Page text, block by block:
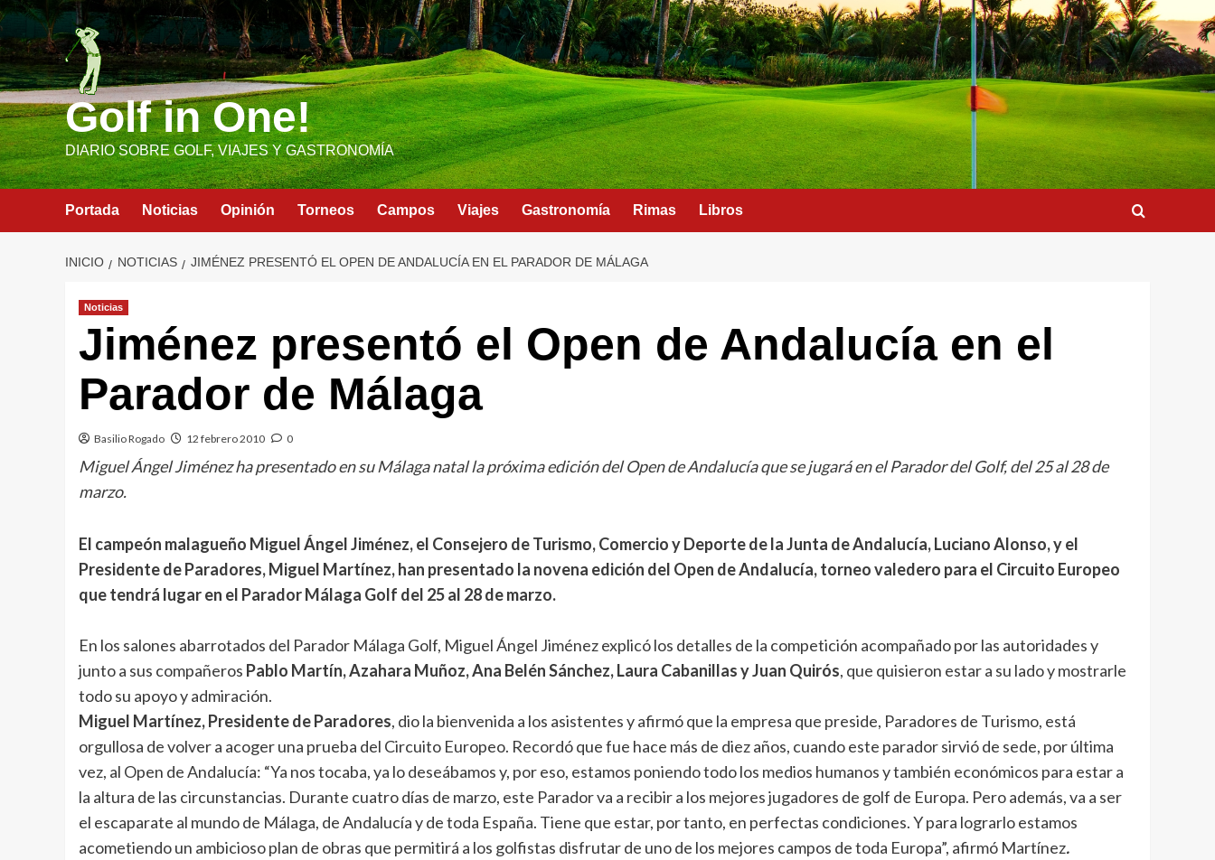
Saltar
al
contenido
Golf in One!
DIARIO SOBRE GOLF, VIAJES Y GASTRONOMÍA
Portada Noticias Opinión Torneos Campos Viajes Gastronomía Rimas Libros
INICIO NOTICIAS JIMÉNEZ PRESENTÓ EL OPEN DE ANDALUCÍA EN EL PARADOR DE MÁLAGA
Noticias
Jiménez presentó el Open de Andalucía en el
Parador de Málaga
Basilio Rogado 12 febrero 2010 0
Miguel Ángel Jiménez ha presentado en su Málaga natal la próxima edición del Open de Andalucía que se jugará en el Parador del Golf, del 25 al 28 de
marzo.
El campeón malagueño Miguel Ángel Jiménez, el Consejero de Turismo, Comercio y Deporte de la Junta de Andalucía, Luciano Alonso, y el
Presidente de Paradores, Miguel Martínez, han presentado la novena edición del Open de Andalucía, torneo valedero para el Circuito Europeo
que tendrá lugar en el Parador Málaga Golf del 25 al 28 de marzo.
En los salones abarrotados del Parador Málaga Golf, Miguel Ángel Jiménez explicó los detalles de la competición acompañado por las autoridades y
junto a sus compañeros Pablo Martín, Azahara Muñoz, Ana Belén Sánchez, Laura Cabanillas y Juan Quirós, que quisieron estar a su lado y mostrarle
todo su apoyo y admiración.
Miguel Martínez, Presidente de Paradores, dio la bienvenida a los asistentes y afirmó que la empresa que preside, Paradores de Turismo, está
orgullosa de volver a acoger una prueba del Circuito Europeo. Recordó que fue hace más de diez años, cuando este parador sirvió de sede, por última
vez, al Open de Andalucía: “Ya nos tocaba, ya lo deseábamos y, por eso, estamos poniendo todo los medios humanos y también económicos para estar a
la altura de las circunstancias. Durante cuatro días de marzo, este Parador va a recibir a los mejores jugadores de golf de Europa. Pero además, va a ser
el escaparate al mundo de Málaga, de Andalucía y de toda España. Tiene que estar, por tanto, en perfectas condiciones. Y para lograrlo estamos
acometiendo un ambicioso plan de obras que permitirá a los golfistas disfrutar de uno de los mejores campos de toda Europa”, afirmó Martínez.